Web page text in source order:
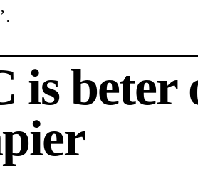
is beter